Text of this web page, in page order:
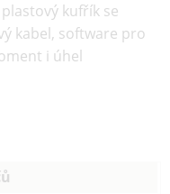
kufřík se
kabel, software pro
i úhel